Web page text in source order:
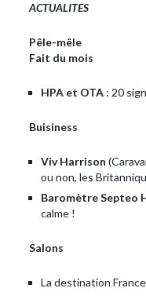
ACTUALITES
Pêle-mêle
Fait du mois
HPA et OTA : 20
Buisiness
Viv Harrison
ou non, les
Baromètre Septeo
calme !
Salons
La destination